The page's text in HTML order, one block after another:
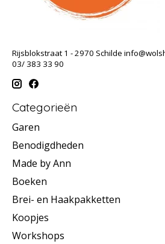
Rijsblokstraat 1 - 2970 Schilde
03/ 383 33 90
Categorieën
Garen
Benodigdheden
Made by Ann
Boeken
Brei- en Haakpakketten
Koopjes
Workshops